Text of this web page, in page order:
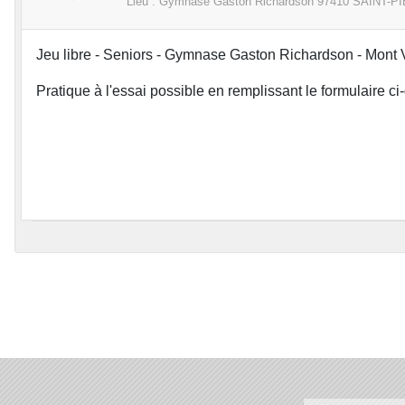
Jeu libre - Seniors - Gymnase Gaston Richardson -
Pratique à l'essai possible en remplissant le formulaire